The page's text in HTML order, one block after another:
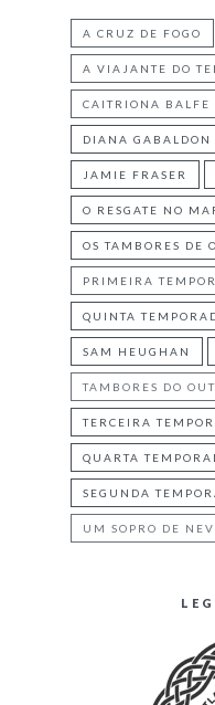
A CRUZ DE FOGO
A VIAJANTE DO
CAITRIONA BALFE
DIANA GABALDON
JAMIE FRASER
O RESGATE NO
OS TAMBORES DE
PRIMEIRA
QUINTA
SAM HEUGHAN
TAMBORES DO
TERCEIRA
QUARTA
SEGUNDA
UM SOPRO DE